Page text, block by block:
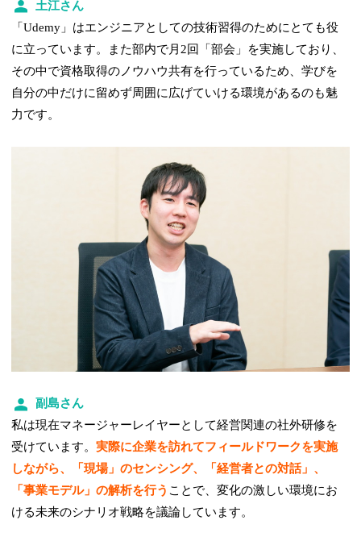
土江さん
「Udemy」はエンジニアとしての技術習得のためにとても役
に立っています。また部内で月2回「部会」を実施しており、
その中で資格取得のノウハウ共有を行っているため、学びを
自分の中だけに留めず周囲に広げていける環境があるのも魅
力です。
副島さん
私は現在マネージャーレイヤーとして経営関連の社外研修を
受けています。実際に企業を訪れてフィールドワークを実施
しながら、「現場」のセンシング、「経営者との対話」、
「事業モデル」の解析を行う ことで、変化の激しい環境にお
ける未来のシナリオ戦略を議論しています。